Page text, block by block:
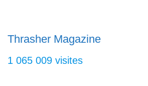
2020 Bon run sur
Thrasher Magazine
1 065 009 visites